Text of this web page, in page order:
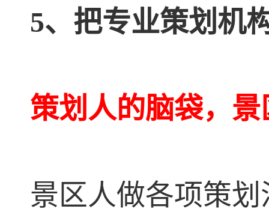
5、把专业策划机
策划人的脑袋，
景区人做各项策